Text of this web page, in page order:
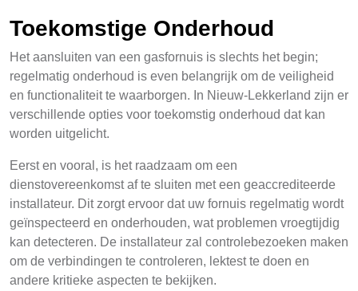
Toekomstige Onderhoud
Het aansluiten van een gasfornuis is slechts het begin;
regelmatig onderhoud is even belangrijk om de veiligheid
en functionaliteit te waarborgen. In Nieuw-Lekkerland zijn er
verschillende opties voor toekomstig onderhoud dat kan
worden uitgelicht.
Eerst en vooral, is het raadzaam om een
dienstovereenkomst af te sluiten met een geaccrediteerde
installateur. Dit zorgt ervoor dat uw fornuis regelmatig wordt
geïnspecteerd en onderhouden, wat problemen vroegtijdig
kan detecteren. De installateur zal controlebezoeken maken
om de verbindingen te controleren, lektest te doen en
andere kritieke aspecten te bekijken.